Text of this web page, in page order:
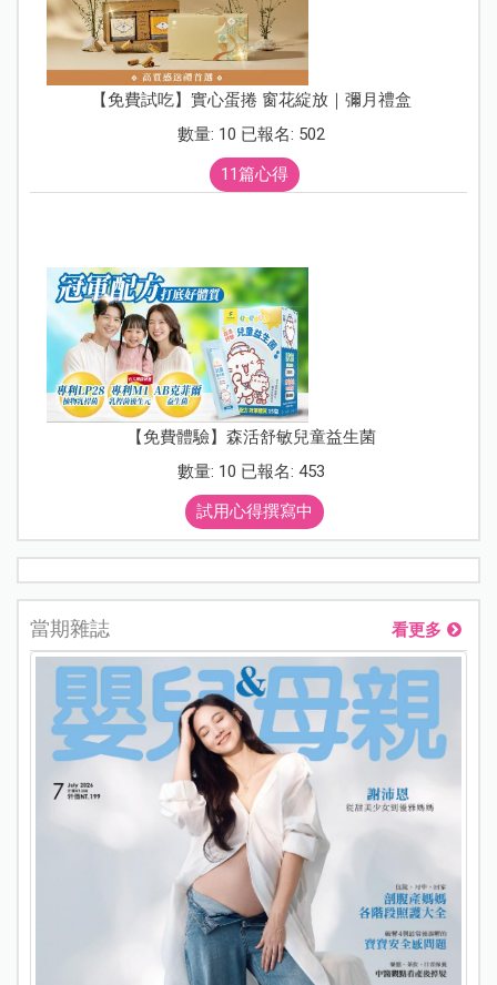
【免費試吃】實心蛋捲 窗花綻放｜彌月禮盒
數量: 10 已報名: 502
11篇心得
【免費體驗】森活舒敏兒童益生菌
數量: 10 已報名: 453
試用心得撰寫中
當期雜誌 看更多